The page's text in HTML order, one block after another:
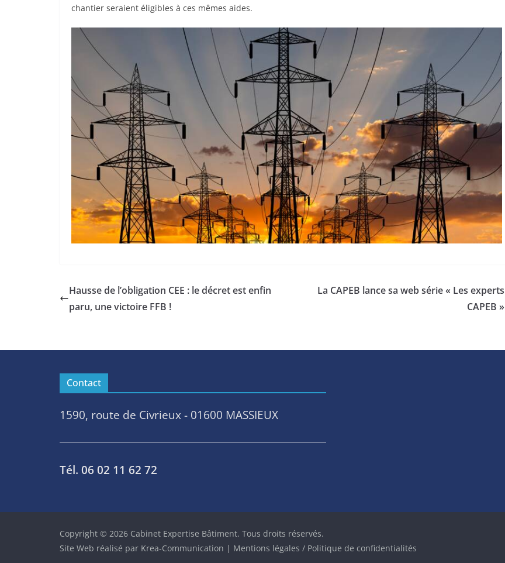
chantier seraient éligibles à ces mêmes aides.
Hausse de l’obligation CEE : le décret est enfin
paru, une victoire FFB !
La CAPEB lance sa web série « Les experts
CAPEB »
Contact
1590, route de Civrieux - 01600 MASSIEUX
Tél. 06 02 11 62 72
Copyright © 2026 Cabinet Expertise Bâtiment. Tous droits réservés.
Site Web réalisé par Krea-Communication | Mentions légales / Politique de confidentialités